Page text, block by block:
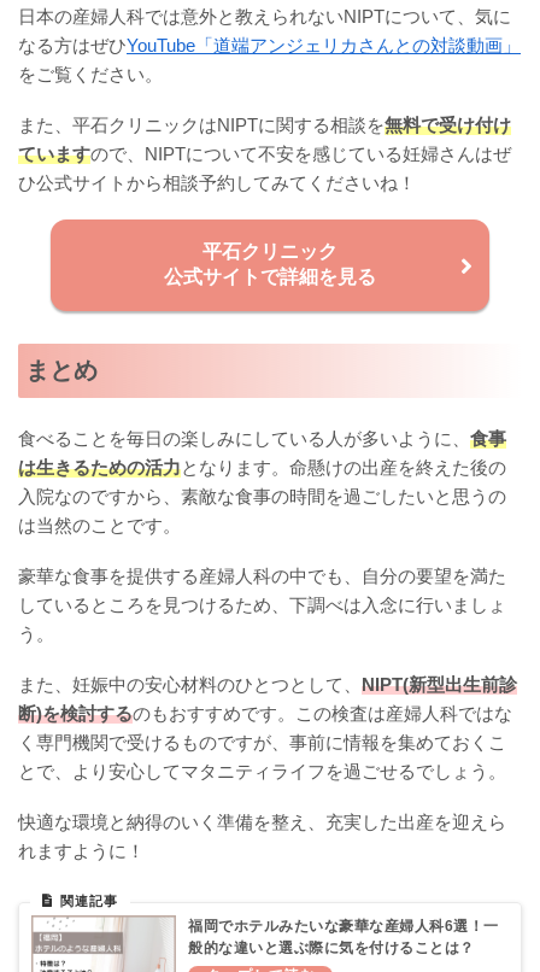
日本の産婦人科では意外と教えられないNIPTについて、気に
なる方はぜひYouTube「道端アンジェリカさんとの対談動画」
をご覧ください。
また、平石クリニックはNIPTに関する相談を無料で受け付け
ていますので、NIPTについて不安を感じている妊婦さんはぜ
ひ公式サイトから相談予約してみてくださいね！
平石クリニック
公式サイトで詳細を見る
まとめ
食べることを毎日の楽しみにしている人が多いように、 食事
は生きるための活力となります。命懸けの出産を終えた後の
入院なのですから、素敵な食事の時間を過ごしたいと思うの
は当然のことです。
豪華な食事を提供する産婦人科の中でも、自分の要望を満た
しているところを見つけるため、下調べは入念に行いましょ
う。
また、妊娠中の安心材料のひとつとして、 NIPT(新型出生前診
断)を検討するのもおすすめです。この検査は産婦人科ではな
く専門機関で受けるものですが、事前に情報を集めておくこ
とで、より安心してマタニティライフを過ごせるでしょう。
快適な環境と納得のいく準備を整え、充実した出産を迎えら
れますように！
福岡でホテルみたいな豪華な産婦人科6選！一
般的な違いと選ぶ際に気を付けることは？